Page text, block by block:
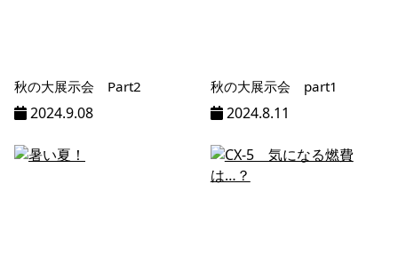
秋の大展示会 Part2
2024.9.08
秋の大展示会 part1
2024.8.11